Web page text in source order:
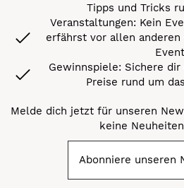
Tipps und Tricks
Veranstaltungen: Kein
erfährst vor allen
Gewinnspiele: Sichere
Preise rund um
Melde dich jetzt für unseren
keine
Abonniere unseren